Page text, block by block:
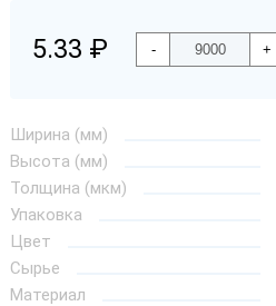
5.33 ₽ - +
Ширина (мм)
Высота (мм)
Толщина (мкм)
Упаковка
Цвет
Сырье
Материал